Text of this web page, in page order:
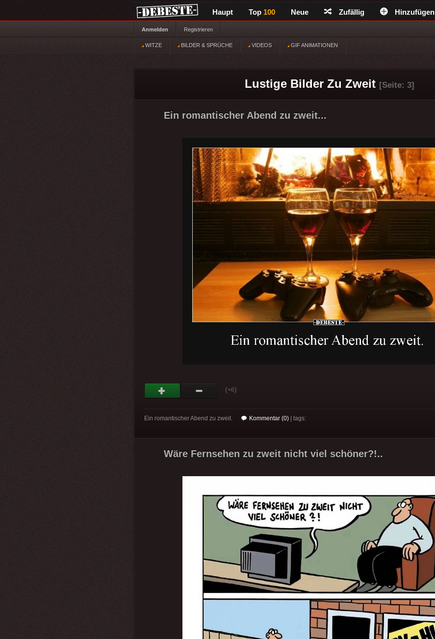
Haupt Top 100 Neue Zufällig Hinzufügen
Anmelden Registrieren
WITZE BILDER & SPRÜCHE VIDEOS GIF ANIMATIONEN
Lustige Bilder Zu Zweit [Seite: 3]
Ein romantischer Abend zu zweit...
(+6)
Ein romantischer Abend zu zweit. Kommentar (0) | tags:
Wäre Fernsehen zu zweit nicht viel schöner?!..